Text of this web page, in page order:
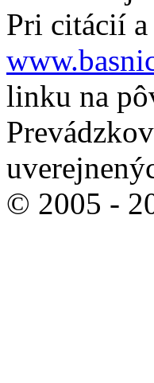
Pri citácií a
linku na
© 2005 -